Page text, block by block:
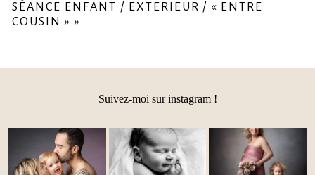
SÉANCE ENFANT / EXTERIEUR / « ENTRE
COUSIN » »
Suivez-moi sur instagram !